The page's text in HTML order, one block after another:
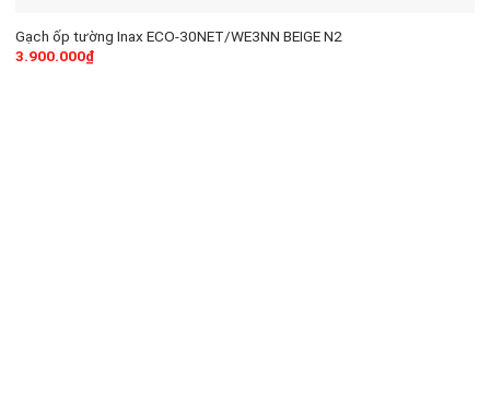
Gạch ốp tường Inax ECO-30NET/WE3NN BEIGE N2
3.900.000₫